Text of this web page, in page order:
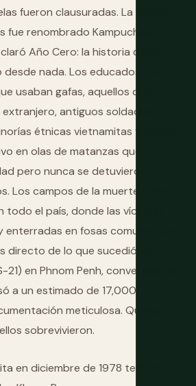
fueron clausuradas. La religión
fue renombrado Kampuchea
Año Cero: la historia debía
nada. Los educados, los
usaban gafas, aquellos que
antiguos soldados,
étnicas vietnamitas y chinas:
en olas de matanzas que
pero nunca se detuvieron
Los campos de la muerte fuera
todo el país, donde las víctimas
en fosas comunes, son
directo de lo que sucedió. La
21) en Phnom Penh, convertida de
a un estimado de 17,000
meticulosa. Quizás
sobrevivieron.
en diciembre de 1978 terminó